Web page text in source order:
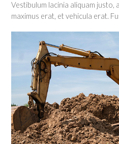
Vestibulum lacinia aliquam justo,
maximus erat, et vehicula erat.